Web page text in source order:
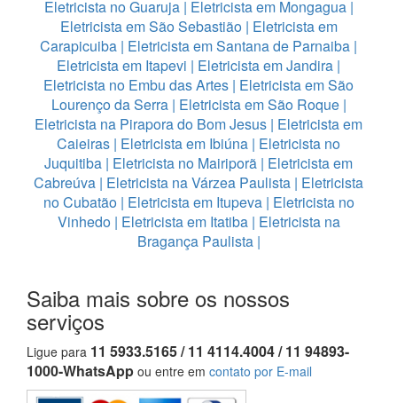
Eletricista no Guaruja| Eletricista em Mongagua|
Eletricista em São Sebastião| Eletricista em
Carapicuiba | Eletricista em Santana de Parnaiba |
Eletricista em Itapevi | Eletricista em Jandira |
Eletricista no Embu das Artes | Eletricista em São
Lourenço da Serra| Eletricista em São Roque|
Eletricista na Pirapora do Bom Jesus | Eletricista em
Caieiras | Eletricista em Ibiúna | Eletricista no
Juquitiba | Eletricista no Mairiporã | Eletricista em
Cabreúva | Eletricista na Várzea Paulista | Eletricista
no Cubatão| Eletricista em Itupeva| Eletricista no
Vinhedo| Eletricista em Itatiba| Eletricista na
Bragança Paulista|
Saiba mais sobre os nossos
serviços
Ligue para 11 5933.5165 / 11 4114.4004 / 11 94893-
1000-WhatsApp ou entre em contato por E-mail